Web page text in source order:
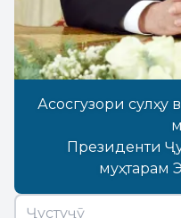
Асосгузори сулҳу
Президенти
муҳтарам